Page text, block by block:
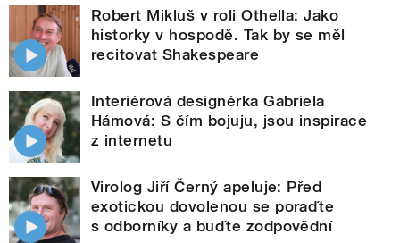
Robert Mikluš v roli Othella: Jako
historky v hospodě. Tak by se měl
recitovat Shakespeare
Interiérová designérka Gabriela
Hámová: S čím bojuju, jsou inspirace
z internetu
Virolog Jiří Černý apeluje: Před
exotickou dovolenou se poraďte
s odborníky a buďte zodpovědní